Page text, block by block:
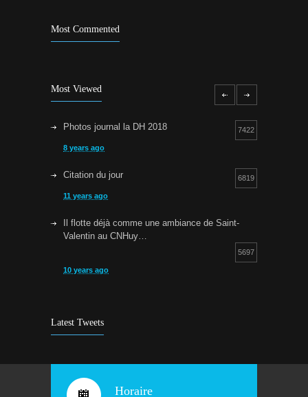
Most Commented
Most Viewed
Photos journal la DH 2018 7422
8 years ago
Citation du jour 6819
11 years ago
Il flotte déjà comme une ambiance de Saint-
Valentin au CNHuy…
5697
10 years ago
9 years ago
10 years ago
Latest Tweets
Horaire